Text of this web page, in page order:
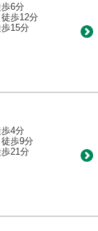
6分
歩12分
15分
4分
歩9分
21分